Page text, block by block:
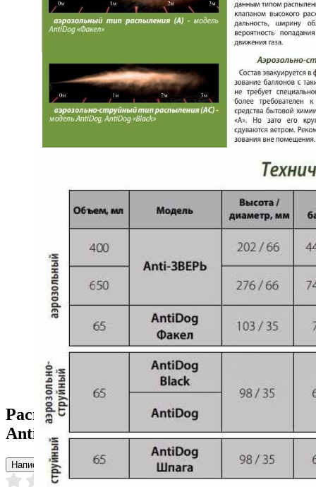
Распылитель-баллончик Техкрим
AntiDog «Шпага» Струйный 65 мл
Написать отзыв